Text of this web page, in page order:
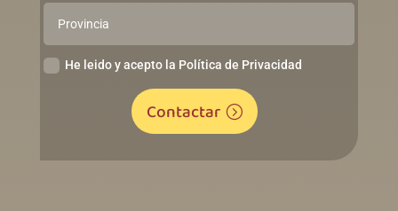
He leido y acepto la Política de Privacidad
Contactar